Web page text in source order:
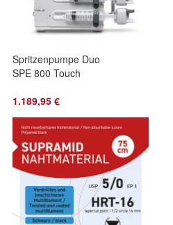
Spritzenpumpe Duo
SPE 800 Touch
1.189,95 €